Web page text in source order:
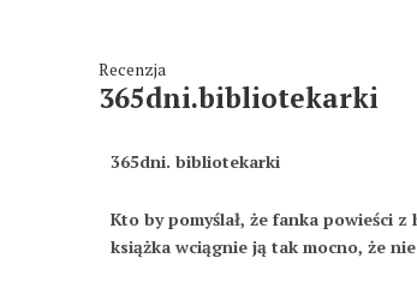
Recenzja
365dni.bibliotekarki
365dni. bibliotekarki
Kto by pomyślał, że fanka powieści
książka wciągnie ją tak mocno, że